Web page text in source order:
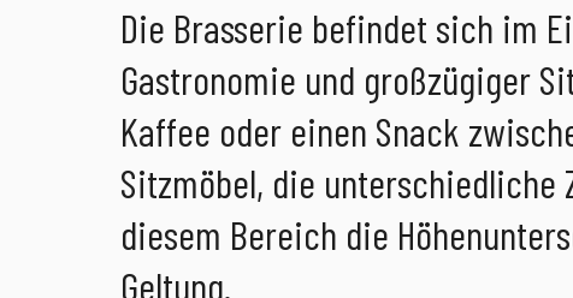
Die Brasserie befindet sich im
Gastronomie und großzügiger
Kaffee oder einen Snack
Sitzmöbel, die unterschiedliche
diesem Bereich die
Geltung.